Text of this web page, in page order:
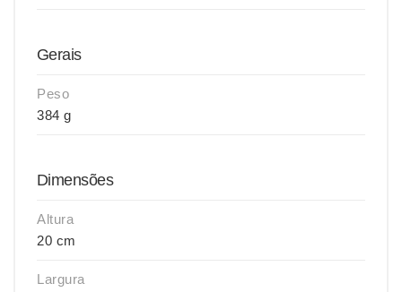
Gerais
Peso
384 g
Dimensões
Altura
20 cm
Largura